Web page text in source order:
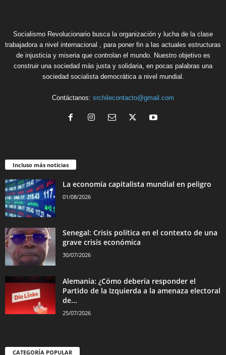
Socialismo Revolucionario busca la organización y lucha de la clase
trabajadora a nivel internacional , para poner fin a las actuales estructuras
de injusticia y miseria que controlan el mundo. Nuestro objetivo es
construir una sociedad más justa y solidaria, en pocas palabras una
sociedad socialista democrática a nivel mundial.
Contáctanos: srchilecontacto@gmail.com
Incluso más noticias
La economía capitalista mundial en peligro
01/08/2026
Senegal: Crisis política en el contexto de una
grave crisis económica
30/07/2026
Alemania: ¿Cómo debería responder el
Partido de la Izquierda a la amenaza electoral
de...
25/07/2026
CATEGORÍA POPULAR